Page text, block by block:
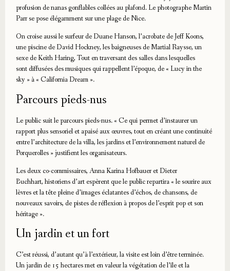
profusion de nanas gonflables collées au plafond. Le photographe Martin
Parr se pose élégamment sur une plage de Nice.
On croise aussi le surfeur de Duane Hanson, l’acrobate de Jeff Koons,
une piscine de David Hockney, les baigneuses de Martial Raysse, un
sexe de Keith Haring, Tout en traversant des salles dans lesquelles
sont diffusées des musiques qui rappellent l’époque, de « Lucy in the
sky » à « California Dream ».
Parcours pieds-nus
Le public suit le parcours pieds-nus. « Ce qui permet d’instaurer un
rapport plus sensoriel et apaisé aux œuvres, tout en créant une continuité
entre l’architecture de la villa, les jardins et l’environnement naturel de
Porquerolles » justifient les organisateurs.
Les deux co-commissaires, Anna Karina Hofbauer et Dieter
Buchhart, historiens d’art espèrent que le public repartira « le sourire aux
lèvres et la tête pleine d’images éclatantes d’échos, de chansons, de
nouveaux savoirs, de pistes de réflexion à propos de l’esprit pop et son
héritage ».
Un jardin et un fort
C’est réussi, d’autant qu’à l’extérieur, la visite est loin d’être terminée.
Un jardin de 15 hectares met en valeur la végétation de l’île et la